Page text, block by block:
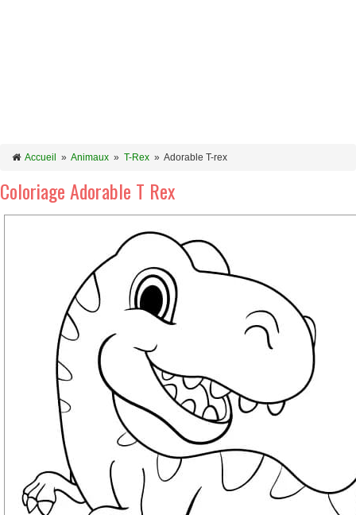
Accueil » Animaux » T-Rex » Adorable T-rex
Coloriage Adorable T Rex